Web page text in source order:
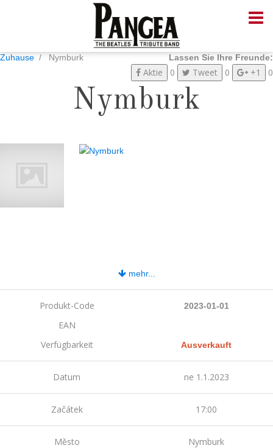
Zuhause Nymburk Lassen Sie Ihre Freunde:
Aktie 0 Tweet 0 +1 0
Nymburk
mehr...
Produkt-Code 2023-01-01
EAN
Verfügbarkeit
Ausverkauft
Datum ne 1.1.2023
Začátek 17:00
Město Nymburk